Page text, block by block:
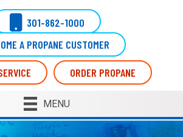
301-862-1000
A PROPANE CUSTOMER
ORDER PROPANE
MENU